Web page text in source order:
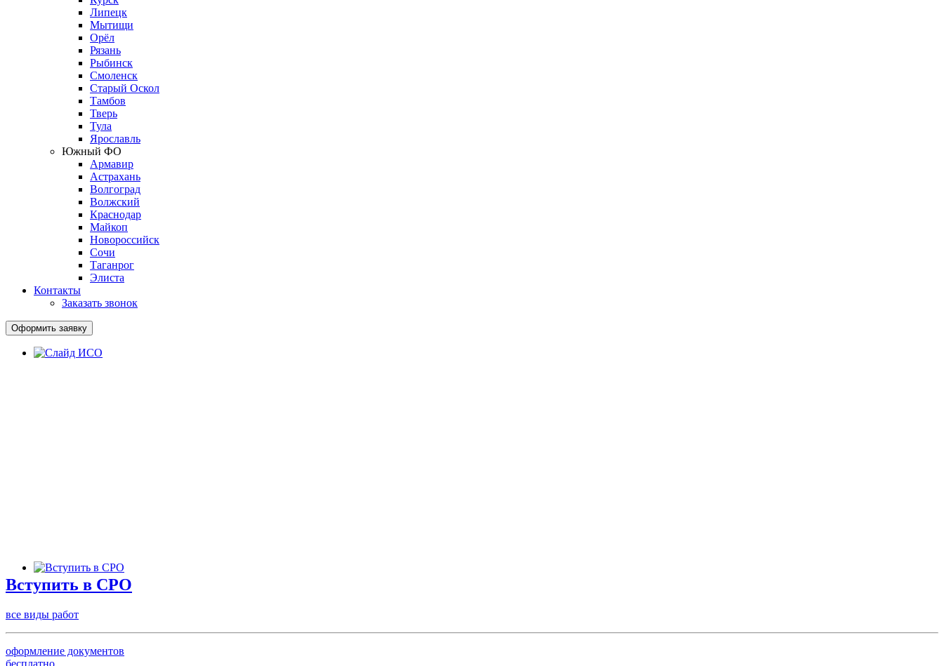
Липецк
Мытищи
Орёл
Рязань
Рыбинск
Смоленск
Старый Оскол
Тамбов
Тверь
Тула
Ярославль
Южный ФО
Армавир
Астрахань
Волгоград
Волжский
Краснодар
Майкоп
Новороссийск
Сочи
Таганрог
Элиста
Контакты
Заказать звонок
Оформить заявку
Вступить в СРО
все виды работ
оформление документов
бесплатно